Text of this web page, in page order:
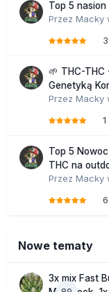
Top 5
Przez Macky
🌱 THC-THC
Genetyką
Przez Macky
Top 5
THC na
Przez Macky
Nowe tematy
3x mix Fast